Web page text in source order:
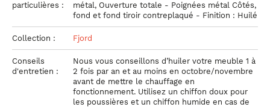
particulières :
métal, Ouverture totale - Poignées métal Côtés,
fond et fond tiroir contreplaqué - Finition : Huilé
Collection : Fjord
Conseils
d'entretien :
Nous vous conseillons d’huiler votre meuble 1 à
2 fois par an et au moins en octobre/novembre
avant de mettre le chauffage en
fonctionnement. Utilisez un chiffon doux pour
les poussières et un chiffon humide en cas de